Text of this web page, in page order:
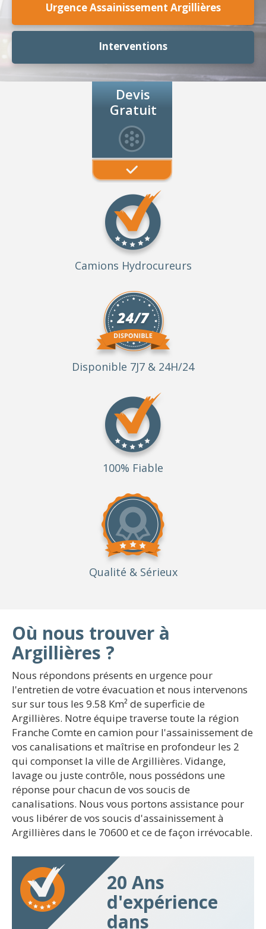
Urgence Assainissement Argillières
Interventions
Devis
Gratuit
Camions Hydrocureurs
Disponible 7J7 & 24H/24
100% Fiable
Qualité & Sérieux
Où nous trouver à
Argillières ?
Nous répondons présents en urgence pour
l'entretien de votre évacuation et nous intervenons
sur sur tous les 9.58 Km² de superficie de
Argillières. Notre équipe traverse toute la région
Franche Comte en camion pour l'assainissement de
vos canalisations et maîtrise en profondeur les 2
qui componset la ville de Argillières. Vidange,
lavage ou juste contrôle, nous possédons une
réponse pour chacun de vos soucis de
canalisations. Nous vous portons assistance pour
vous libérer de vos soucis d'assainissement à
Argillières dans le 70600 et ce de façon irrévocable.
20 Ans
d'expérience
dans